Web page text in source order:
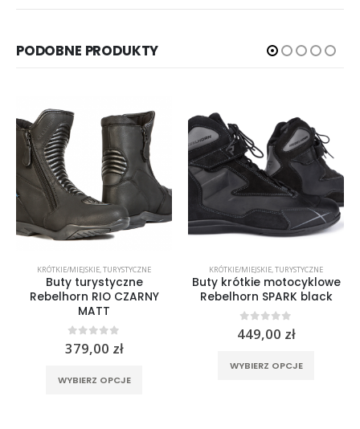
PODOBNE PRODUKTY
KRÓTKIE/MIEJSKIE,TURYSTYCZNE
Buty turystyczne
Rebelhorn RIO CZARNY
MATT
0out of 5
379,00 zł
WYBIERZ OPCJE
KRÓTKIE/MIEJSKIE,TURYSTYCZNE
Buty krótkie motocyklowe
Rebelhorn SPARK black
0 out of 5
449,00 zł
WYBIERZ OPCJE